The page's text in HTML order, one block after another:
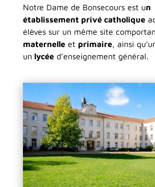
Notre Dame de Bonsecours est un
établissement privé catholique
élèves sur un même site
maternelleet primaire, ainsi
un lycéed’enseignement général.